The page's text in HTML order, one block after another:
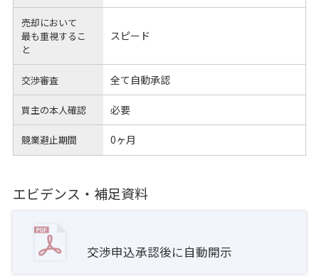
売却において
最も重視するこ
と
スピード
交渉審査 全て自動承認
買主の本人確認 必要
競業避止期間 0ヶ月
エビデンス・補足資料
交渉申込承認後に自動開示